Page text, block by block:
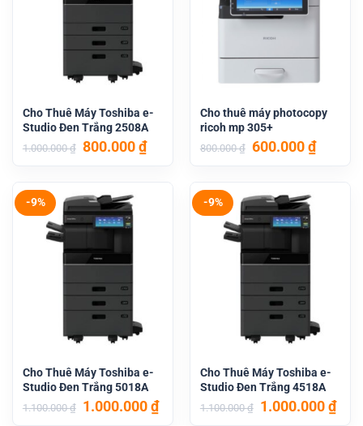
Cho Thuê Máy Toshiba e-
Studio Đen Trắng 2508A
1.000.000₫ Giá
800.000₫Giá
hiện
800.000 ₫.
Cho thuê máy photocopy
ricoh mp 305+
800.000₫ Giá
600.000₫Giá
hiện
-9%
Cho Thuê Máy Toshiba e-
Studio Đen Trắng 5018A
1.100.000₫
Giá
1.000.000₫Giá
hiện
-9%
Cho Thuê Máy Toshiba e-
Studio Đen Trắng 4518A
1.100.000₫
Giá
1.000.000₫Giá
hiện